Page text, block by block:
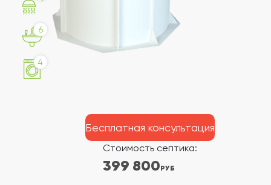
6
4
Стоимость септика:
399 800РУБ
Бесплатная консультация